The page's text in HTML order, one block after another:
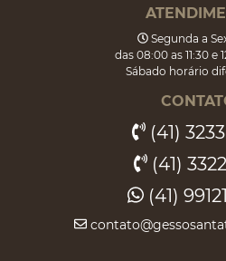
Segunda a
das 08:00 as 11:30 e
Sábado horário
(41)
(41)
(41)